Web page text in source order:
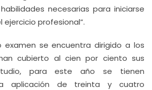
necesarias para iniciarse
profesional”.
examen se encuentra dirigido a los
cubierto al cien por ciento sus
para este año se tienen
aplicación de treinta y cuatro